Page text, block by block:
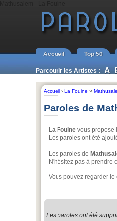
Accueil Top 50
Parcourir les Artistes : A
Accueil › La Fouine ››
Paroles de
La Fouine vous propose
Les paroles ont été
Les paroles de
N'hésitez pas à prendre
Vous pouvez regarder le
Les paroles ont été